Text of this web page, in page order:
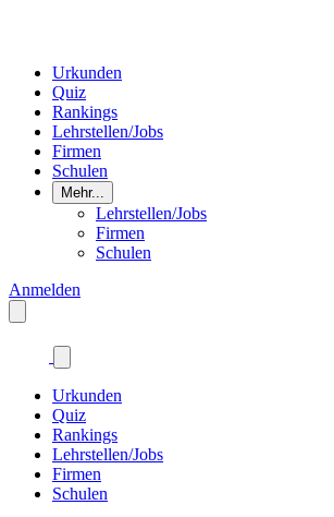
Urkunden
Quiz
Rankings
Lehrstellen/Jobs
Firmen
Schulen
Mehr...
Lehrstellen/Jobs
Firmen
Schulen
Anmelden
Urkunden
Quiz
Rankings
Lehrstellen/Jobs
Firmen
Schulen